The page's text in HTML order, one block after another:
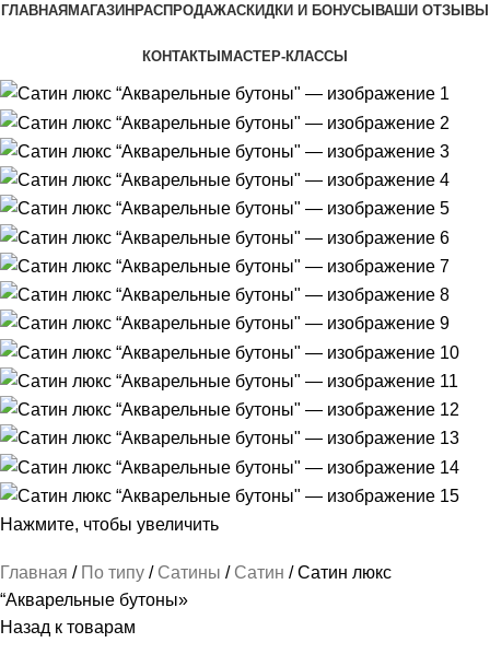
ГЛАВНАЯМАГАЗИНРАСПРОДАЖАCКИДКИ И БОНУСЫВАШИ ОТЗЫВЫ
КОНТАКТЫМАСТЕР-КЛАССЫ
Нажмите, чтобы увеличить
Главная По типу Сатины Сатин
Сатин люкс
“Акварельные бутоны»
Назад к товарам